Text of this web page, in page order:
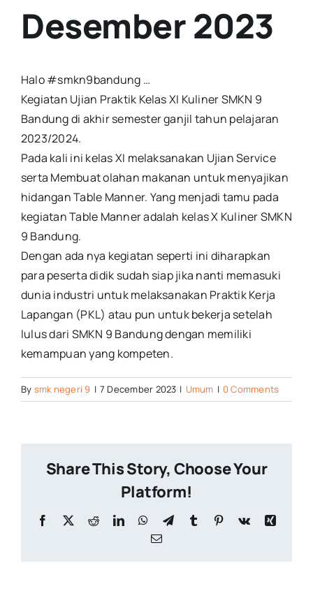
Desember 2023
Halo #smkn9bandung …
Kegiatan Ujian Praktik Kelas XI Kuliner SMKN 9
Bandung di akhir semester ganjil tahun pelajaran
2023/2024.
Pada kali ini kelas XI melaksanakan Ujian Service
serta Membuat olahan makanan untuk menyajikan
hidangan Table Manner. Yang menjadi tamu pada
kegiatan Table Manner adalah kelas X Kuliner SMKN
9 Bandung.
Dengan ada nya kegiatan seperti ini diharapkan
para peserta didik sudah siap jika nanti memasuki
dunia industri untuk melaksanakan Praktik Kerja
Lapangan (PKL) atau pun untuk bekerja setelah
lulus dari SMKN 9 Bandung dengan memiliki
kemampuan yang kompeten.
By smk negeri 9 | 7 December 2023 | Umum | 0 Comments
Share This Story, Choose Your
Platform!
Facebook
X RedditLinkedInWhatsApp
TelegramTumblr Pinterest
Vk
Xing
Email